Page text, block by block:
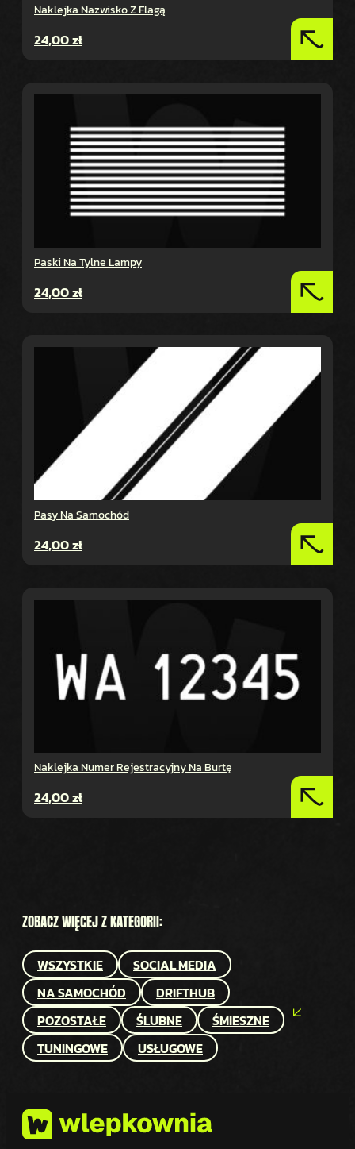
Naklejka Nazwisko Z Flagą
24,00zł
Paski Na Tylne Lampy
24,00zł
Pasy Na Samochód
24,00zł
Naklejka Numer Rejestracyjny Na Burtę
24,00zł
ZOBACZ WIĘCEJ Z KATEGORII:
WSZYSTKIE
SOCIAL MEDIA
NA SAMOCHÓD
DRIFTHUB
POZOSTAŁE
ŚLUBNE
ŚMIESZNE
TUNINGOWE
USŁUGOWE